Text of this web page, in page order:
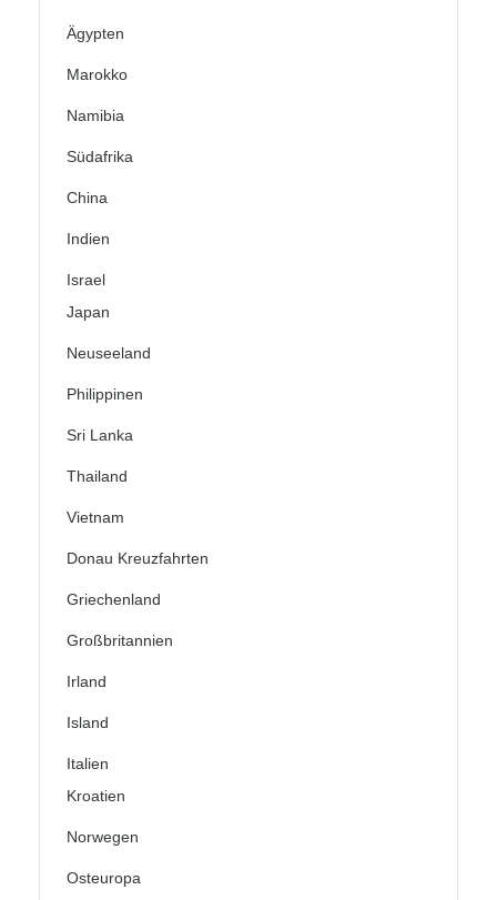
Ägypten
Marokko
Namibia
Südafrika
China
Indien
Israel
Japan
Neuseeland
Philippinen
Sri Lanka
Thailand
Vietnam
Donau Kreuzfahrten
Griechenland
Großbritannien
Irland
Island
Italien
Kroatien
Norwegen
Osteuropa